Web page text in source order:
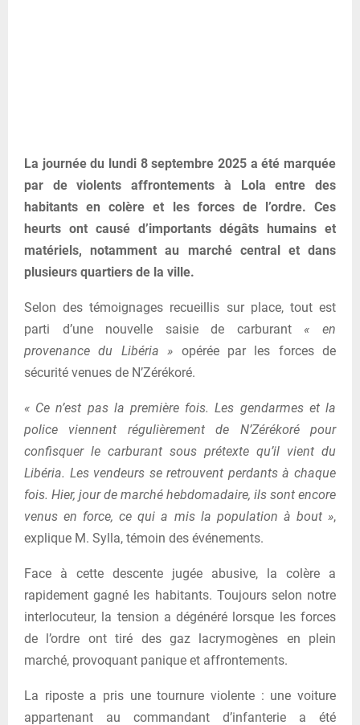
La journée du lundi 8 septembre 2025 a été marquée
par de violents affrontements à Lola entre des
habitants en colère et les forces de l’ordre. Ces
heurts ont causé d’importants dégâts humains et
matériels, notamment au marché central et dans
plusieurs quartiers de la ville.
Selon des témoignages recueillis sur place, tout est
parti d’une nouvelle saisie de carburant « en
provenance du Libéria » opérée par les forces de
sécurité venues de N’Zérékoré.
« Ce n’est pas la première fois. Les gendarmes et la
police viennent régulièrement de N’Zérékoré pour
confisquer le carburant sous prétexte qu’il vient du
Libéria. Les vendeurs se retrouvent perdants à chaque
fois. Hier, jour de marché hebdomadaire, ils sont encore
venus en force, ce qui a mis la population à bout »,
explique M. Sylla, témoin des événements.
Face à cette descente jugée abusive, la colère a
rapidement gagné les habitants. Toujours selon notre
interlocuteur, la tension a dégénéré lorsque les forces
de l’ordre ont tiré des gaz lacrymogènes en plein
marché, provoquant panique et affrontements.
La riposte a pris une tournure violente : une voiture
appartenant au commandant d’infanterie a été